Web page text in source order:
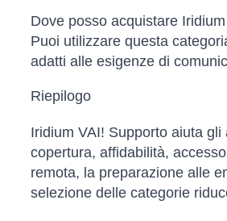
Dove posso acquistare
Puoi utilizzare questa
adatti alle esigenze di
Riepilogo
Iridium VAI! Supporto aiuta
copertura, affidabilità,
remota, la preparazione alle
selezione delle categorie